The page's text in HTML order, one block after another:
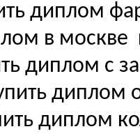
диплом
в москве
диплом с
диплом
диплом